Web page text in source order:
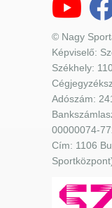
© Nagy
Képviselő:
Székhely:
Adószám:
00000074-
Cím: 1106